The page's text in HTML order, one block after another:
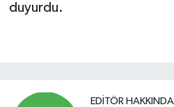
duyurdu.
EDITÖR HAKKINDA